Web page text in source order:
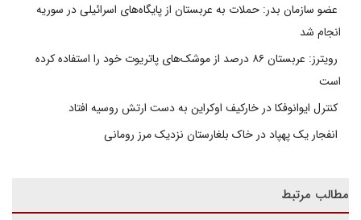
عضو سازمان بدر: حملات به عربستان از پایگاه‌های اسرائیلی در سوریه
انجام شد
رویترز: عربستان ۸۶ درصد از موشک‌های پاتریوت خود را استفاده کرده
است
کنترل ایوانوفکا در خارکیف اوکراین به دست ارتش روسیه افتاد
انفجار یک پهپاد در خاک بلغارستان نزدیک مرز رومانی
مطالب مرتبط